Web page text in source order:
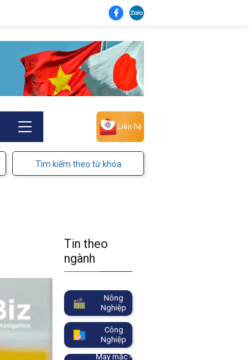
Liên hệ
Tìm kiếm theo từ khóa
Tin theo
ngành
Nông
Nghiệp
Công
Nghiệp
May mặc -